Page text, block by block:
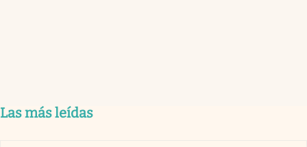
Las más leídas